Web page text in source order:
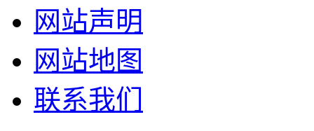
网站声明
网站地图
联系我们